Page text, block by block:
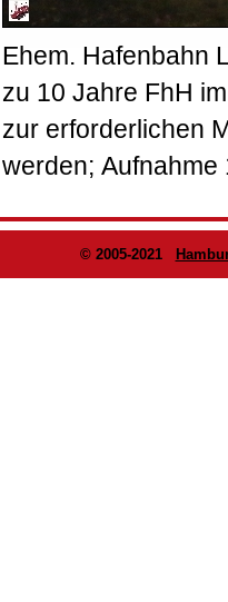
Ehem. Hafenbahn
zu 10 Jahre FhH
zur erforderlichen
werden;
© 2005-2021